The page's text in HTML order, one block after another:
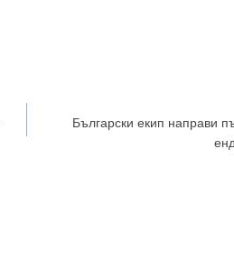
Български екип направи